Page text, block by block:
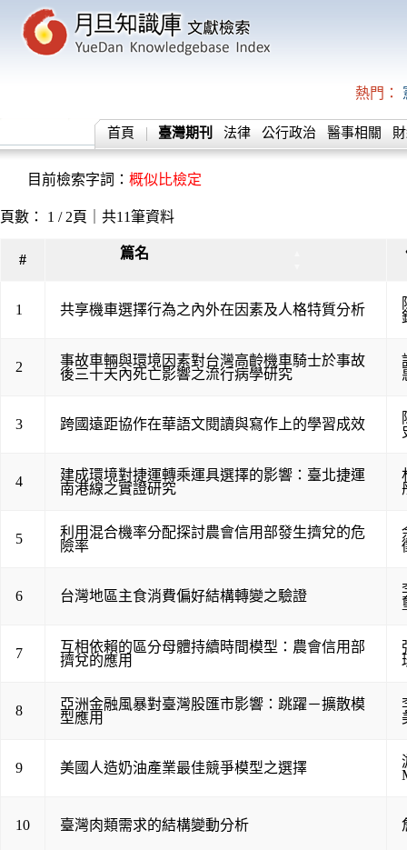
熱門：
首頁 臺灣期刊 法律 公行政治 醫事相關
目前檢索字詞： 概似比檢定
頁數： 1 / 2頁｜共11筆資料
# 篇名
1 共享機車選擇行為之內外在因素及人格特質分析
2
事故車輛與環境因素對台灣高齡機車騎士於事故
後三十天內死亡影響之流行病學研究
3 跨國遠距協作在華語文閱讀與寫作上的學習成效
4
建成環境對捷運轉乘運具選擇的影響：臺北捷運
南港線之實證研究
5
利用混合機率分配探討農會信用部發生擠兌的危
險率
6 台灣地區主食消費偏好結構轉變之驗證
7
互相依賴的區分母體持續時間模型：農會信用部
擠兌的應用
8
亞洲金融風暴對臺灣股匯市影響：跳躍－擴散模
型應用
9 美國人造奶油產業最佳競爭模型之選擇
10 臺灣肉類需求的結構變動分析